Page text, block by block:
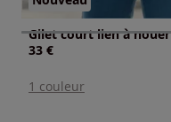
Gilet court lien à nouer
33 €
1 couleur